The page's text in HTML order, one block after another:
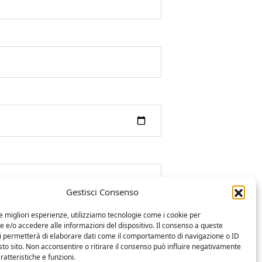
Gestisci Consenso
migliori esperienze, utilizziamo tecnologie come i cookie per
e/o accedere alle informazioni del dispositivo. Il consenso a queste
permetterà di elaborare dati come il comportamento di navigazione o ID
sito. Non acconsentire o ritirare il consenso può influire negativamente
e funzioni.